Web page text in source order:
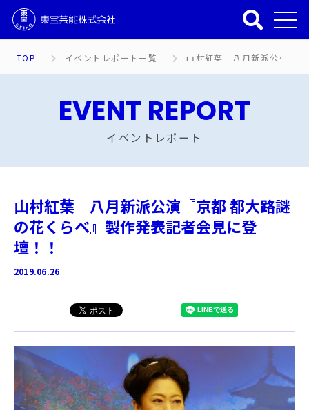
TOP イベントレポート一覧 山村紅葉 八月新派公演『京都 都大路謎の花くらべ』製作発表記者会見に登壇！！
EVENT REPORT
イベントレポート
山村紅葉 八月新派公演『京都 都大路謎
の花くらべ』製作発表記者会見に登
壇！！
2019.06.26